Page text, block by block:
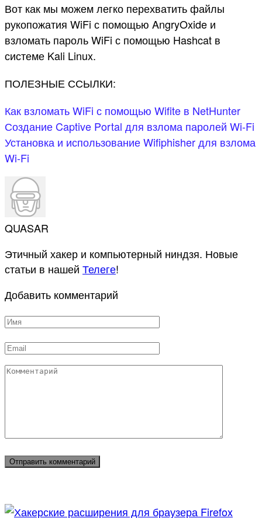
Вот как мы можем легко перехватить файлы
рукопожатия WiFi с помощью AngryOxide и
взломать пароль WiFi с помощью Hashcat в
системе Kali Linux.
ПОЛЕЗНЫЕ ССЫЛКИ:
Как взломать WiFi с помощью Wifite в NetHunter
Создание Captive Portal для взлома паролей Wi-Fi
Установка и использование Wifiphisher для взлома
Wi-Fi
QUASAR
Этичный хакер и компьютерный ниндзя. Новые
статьи в нашей Телеге!
Добавить комментарий
Имя
Email
Комментарий